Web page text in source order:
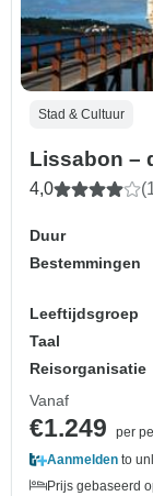
Stad & Cultuur
Lissabon –
4,0
Duur
Bestemmingen
Leeftijdsgroep
Taal
Reisorganisatie
Vanaf
€1.249
per
Aanmelden to
Prijs gebaseerd